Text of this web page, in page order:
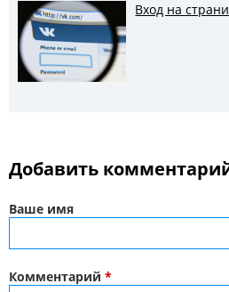
Вход на
Добавить
Ваше имя
Комментарий *